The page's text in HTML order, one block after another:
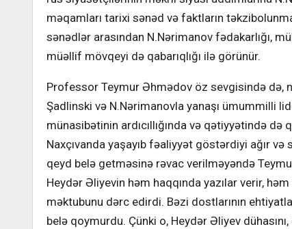
məqamları tarixi sənəd və faktların
sənədlər arasından N.Nərimanov fədakarlığı,
müəllif mövqeyi də qabarıqlığı ilə görünür.
Professor Teymur Əhmədov öz sevgisində də,
Şadlinski və N.Nərimanovla yanaşı ümummilli
münasibətinin ardıcıllığında və qətiyyətində
Naxçıvanda yaşayıb fəaliyyət göstərdiyi ağır və
qeyd belə getməsinə rəvac verilməyəndə
Heydər Əliyevin həm haqqında yazılar verir,
məktubunu dərc edirdi. Bəzi dostlarının
belə qoymurdu. Çünki o, Heydər Əliyev